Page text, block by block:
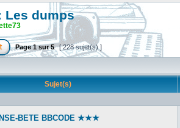
Les dumps
Page1sur5 [ 228 sujet(s) ]
Sujet(s)
BETE BBCODE ★★★